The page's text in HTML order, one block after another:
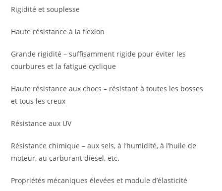
Rigidité et souplesse
Haute résistance à la flexion
Grande rigidité – suffisamment rigide pour éviter les
courbures et la fatigue cyclique
Haute résistance aux chocs – résistant à toutes les bosses
et tous les creux
Résistance aux UV
Résistance chimique – aux sels, à l’humidité, à l’huile de
moteur, au carburant diesel, etc.
Propriétés mécaniques élevées et module d’élasticité